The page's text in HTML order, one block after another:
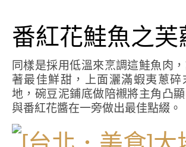
番紅花鮭魚之芙
同樣是採用低溫來烹調這鮭魚肉
著最佳鮮甜，上面灑滿蝦夷蔥
地，碗豆泥鋪底做陪襯將主角凸
與番紅花醬在一旁做出最佳點綴。